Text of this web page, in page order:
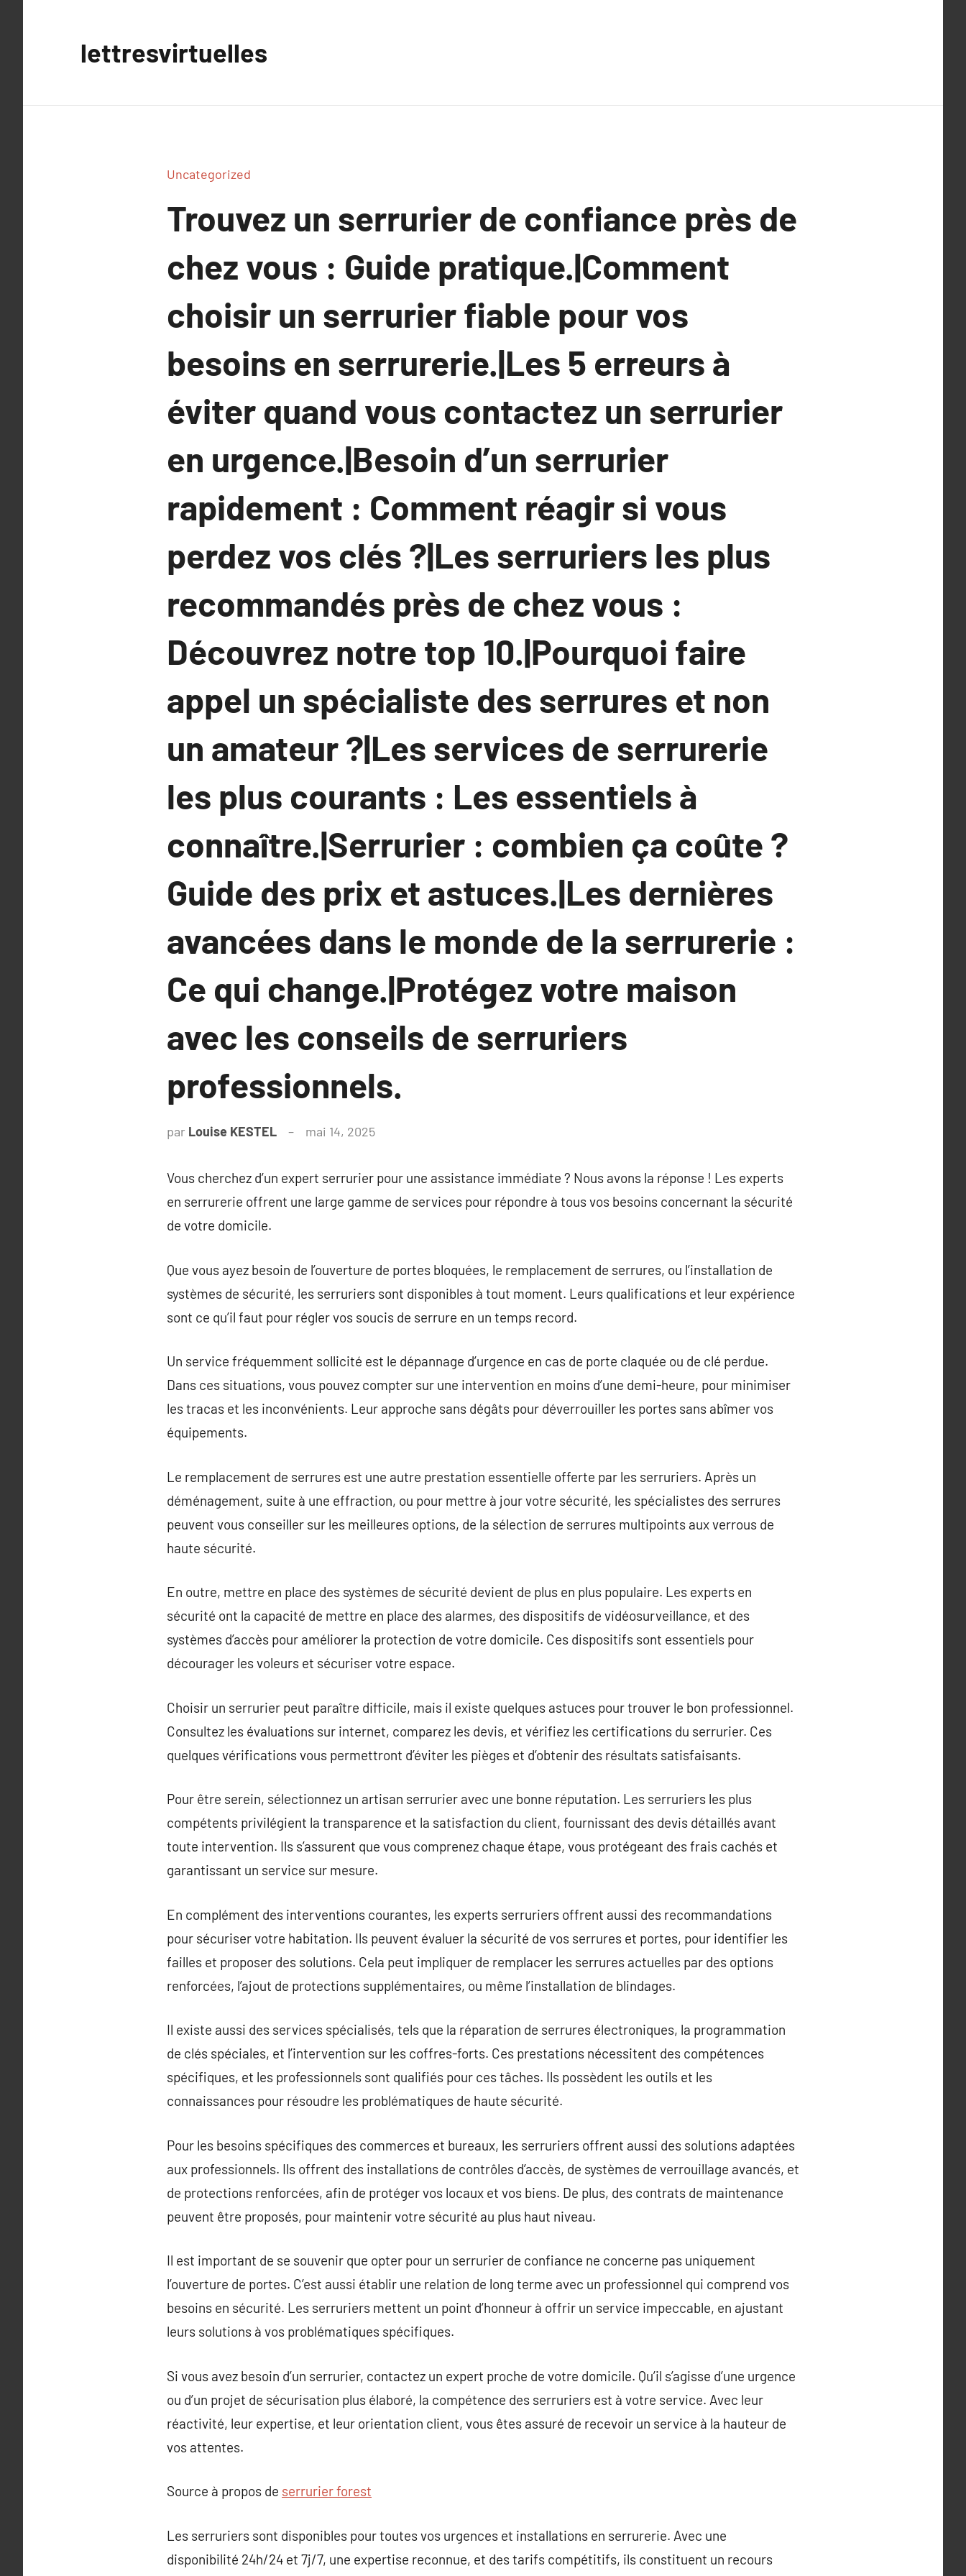
lettresvirtuelles
Uncategorized
Trouvez un serrurier de confiance près de
chez vous : Guide pratique.|Comment
choisir un serrurier fiable pour vos
besoins en serrurerie.|Les 5 erreurs à
éviter quand vous contactez un serrurier
en urgence.|Besoin d’un serrurier
rapidement : Comment réagir si vous
perdez vos clés ?|Les serruriers les plus
recommandés près de chez vous :
Découvrez notre top 10.|Pourquoi faire
appel un spécialiste des serrures et non
un amateur ?|Les services de serrurerie
les plus courants : Les essentiels à
connaître.|Serrurier : combien ça coûte ?
Guide des prix et astuces.|Les dernières
avancées dans le monde de la serrurerie :
Ce qui change.|Protégez votre maison
avec les conseils de serruriers
professionnels.
par Louise KESTEL mai 14, 2025
Vous cherchez d’un expert serrurier pour une assistance immédiate ? Nous avons la réponse ! Les experts
en serrurerie offrent une large gamme de services pour répondre à tous vos besoins concernant la sécurité
de votre domicile.
Que vous ayez besoin de l’ouverture de portes bloquées, le remplacement de serrures, ou l’installation de
systèmes de sécurité, les serruriers sont disponibles à tout moment. Leurs qualifications et leur expérience
sont ce qu’il faut pour régler vos soucis de serrure en un temps record.
Un service fréquemment sollicité est le dépannage d’urgence en cas de porte claquée ou de clé perdue.
Dans ces situations, vous pouvez compter sur une intervention en moins d’une demi-heure, pour minimiser
les tracas et les inconvénients. Leur approche sans dégâts pour déverrouiller les portes sans abîmer vos
équipements.
Le remplacement de serrures est une autre prestation essentielle offerte par les serruriers. Après un
déménagement, suite à une effraction, ou pour mettre à jour votre sécurité, les spécialistes des serrures
peuvent vous conseiller sur les meilleures options, de la sélection de serrures multipoints aux verrous de
haute sécurité.
En outre, mettre en place des systèmes de sécurité devient de plus en plus populaire. Les experts en
sécurité ont la capacité de mettre en place des alarmes, des dispositifs de vidéosurveillance, et des
systèmes d’accès pour améliorer la protection de votre domicile. Ces dispositifs sont essentiels pour
décourager les voleurs et sécuriser votre espace.
Choisir un serrurier peut paraître difficile, mais il existe quelques astuces pour trouver le bon professionnel.
Consultez les évaluations sur internet, comparez les devis, et vérifiez les certifications du serrurier. Ces
quelques vérifications vous permettront d’éviter les pièges et d’obtenir des résultats satisfaisants.
Pour être serein, sélectionnez un artisan serrurier avec une bonne réputation. Les serruriers les plus
compétents privilégient la transparence et la satisfaction du client, fournissant des devis détaillés avant
toute intervention. Ils s’assurent que vous comprenez chaque étape, vous protégeant des frais cachés et
garantissant un service sur mesure.
En complément des interventions courantes, les experts serruriers offrent aussi des recommandations
pour sécuriser votre habitation. Ils peuvent évaluer la sécurité de vos serrures et portes, pour identifier les
failles et proposer des solutions. Cela peut impliquer de remplacer les serrures actuelles par des options
renforcées, l’ajout de protections supplémentaires, ou même l’installation de blindages.
Il existe aussi des services spécialisés, tels que la réparation de serrures électroniques, la programmation
de clés spéciales, et l’intervention sur les coffres-forts. Ces prestations nécessitent des compétences
spécifiques, et les professionnels sont qualifiés pour ces tâches. Ils possèdent les outils et les
connaissances pour résoudre les problématiques de haute sécurité.
Pour les besoins spécifiques des commerces et bureaux, les serruriers offrent aussi des solutions adaptées
aux professionnels. Ils offrent des installations de contrôles d’accès, de systèmes de verrouillage avancés, et
de protections renforcées, afin de protéger vos locaux et vos biens. De plus, des contrats de maintenance
peuvent être proposés, pour maintenir votre sécurité au plus haut niveau.
Il est important de se souvenir que opter pour un serrurier de confiance ne concerne pas uniquement
l’ouverture de portes. C’est aussi établir une relation de long terme avec un professionnel qui comprend vos
besoins en sécurité. Les serruriers mettent un point d’honneur à offrir un service impeccable, en ajustant
leurs solutions à vos problématiques spécifiques.
Si vous avez besoin d’un serrurier, contactez un expert proche de votre domicile. Qu’il s’agisse d’une urgence
ou d’un projet de sécurisation plus élaboré, la compétence des serruriers est à votre service. Avec leur
réactivité, leur expertise, et leur orientation client, vous êtes assuré de recevoir un service à la hauteur de
vos attentes.
Source à propos de serrurier forest
Les serruriers sont disponibles pour toutes vos urgences et installations en serrurerie. Avec une
disponibilité 24h/24 et 7j/7, une expertise reconnue, et des tarifs compétitifs, ils constituent un recours